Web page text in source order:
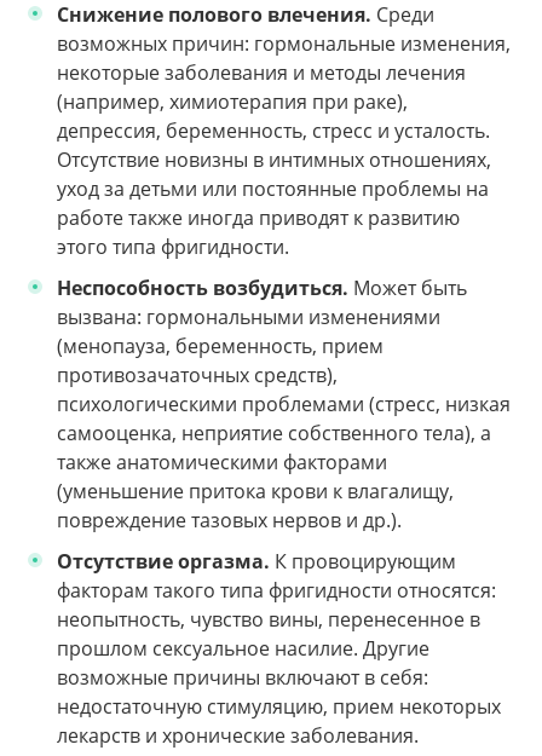
Снижение полового влечения. Среди
возможных причин: гормональные изменения,
некоторые заболевания и методы лечения
(например, химиотерапия при раке),
депрессия, беременность, стресс и усталость.
Отсутствие новизны в интимных отношениях,
уход за детьми или постоянные проблемы на
работе также иногда приводят к развитию
этого типа фригидности.
Неспособность возбудиться. Может быть
вызвана: гормональными изменениями
(менопауза, беременность, прием
противозачаточных средств),
психологическими проблемами (стресс, низкая
самооценка, неприятие собственного тела), а
также анатомическими факторами
(уменьшение притока крови к влагалищу,
повреждение тазовых нервов и др.).
Отсутствие оргазма. К провоцирующим
факторам такого типа фригидности относятся:
неопытность, чувство вины, перенесенное в
прошлом сексуальное насилие. Другие
возможные причины включают в себя:
недостаточную стимуляцию, прием некоторых
лекарств и хронические заболевания.